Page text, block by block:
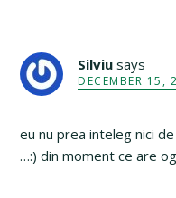
Silviu says
DECEMBER 15,
eu nu prea inteleg nici
…:) din moment ce are